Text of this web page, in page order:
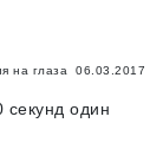
на глаза 06.03.2017
секунд один